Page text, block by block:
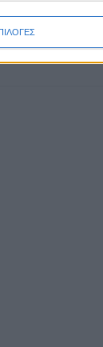
της Καρδίτσας